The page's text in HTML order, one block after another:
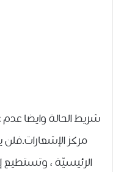
شريط الحالة وايضا
الرئيسيّة ، وتستطيع